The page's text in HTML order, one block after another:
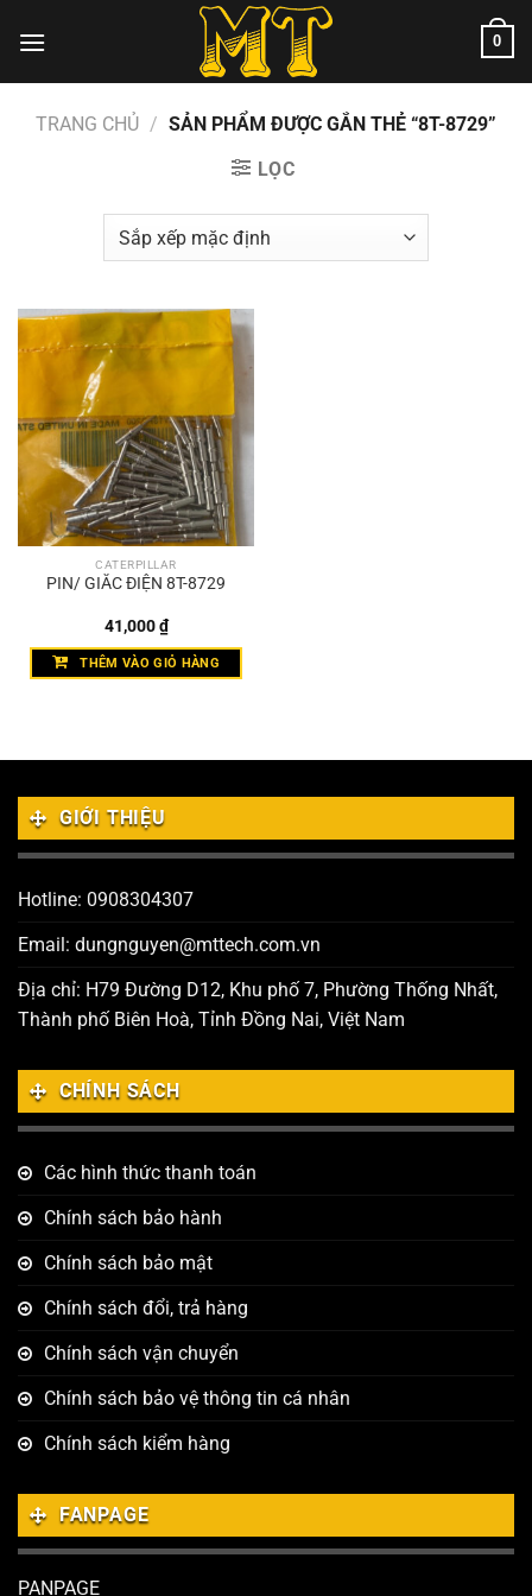
đến
0
TRANG CHỦ / SẢN PHẨM ĐƯỢC GẮN THẺ “8T-8729”
LỌC
CATERPILLAR
PIN/ GIẮC ĐIỆN 8T-8729
41,000₫
THÊM VÀO GIỎ HÀNG
GIỚI THIỆU
Hotline: 0908304307
Email: dungnguyen@mttech.com.vn
Địa chỉ: H79 Đường D12, Khu phố 7, Phường Thống Nhất,
Thành phố Biên Hoà, Tỉnh Đồng Nai, Việt Nam
CHÍNH SÁCH
Các hình thức thanh toán
Chính sách bảo hành
Chính sách bảo mật
Chính sách đổi, trả hàng
Chính sách vận chuyển
Chính sách bảo vệ thông tin cá nhân
Chính sách kiểm hàng
FANPAGE
PANPAGE